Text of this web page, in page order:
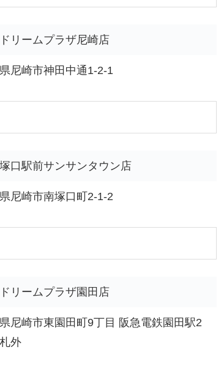
リームプラザ尼崎店
尼崎市神田中通1-2-1
口駅前サンサンタウン店
尼崎市南塚口町2-1-2
リームプラザ園田店
尼崎市東園田町9丁目 阪急電鉄園田駅2
外